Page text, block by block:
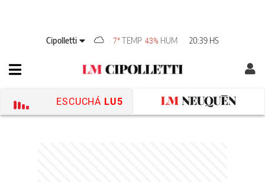
Cipolletti 7° TEMP 43% HUM 20:39 HS
ESCUCHÁ LU5